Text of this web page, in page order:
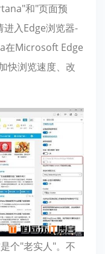
和"页面预
入Edge浏览器-
在Microsoft Edge
快浏览速度、改
个"老实人"。不